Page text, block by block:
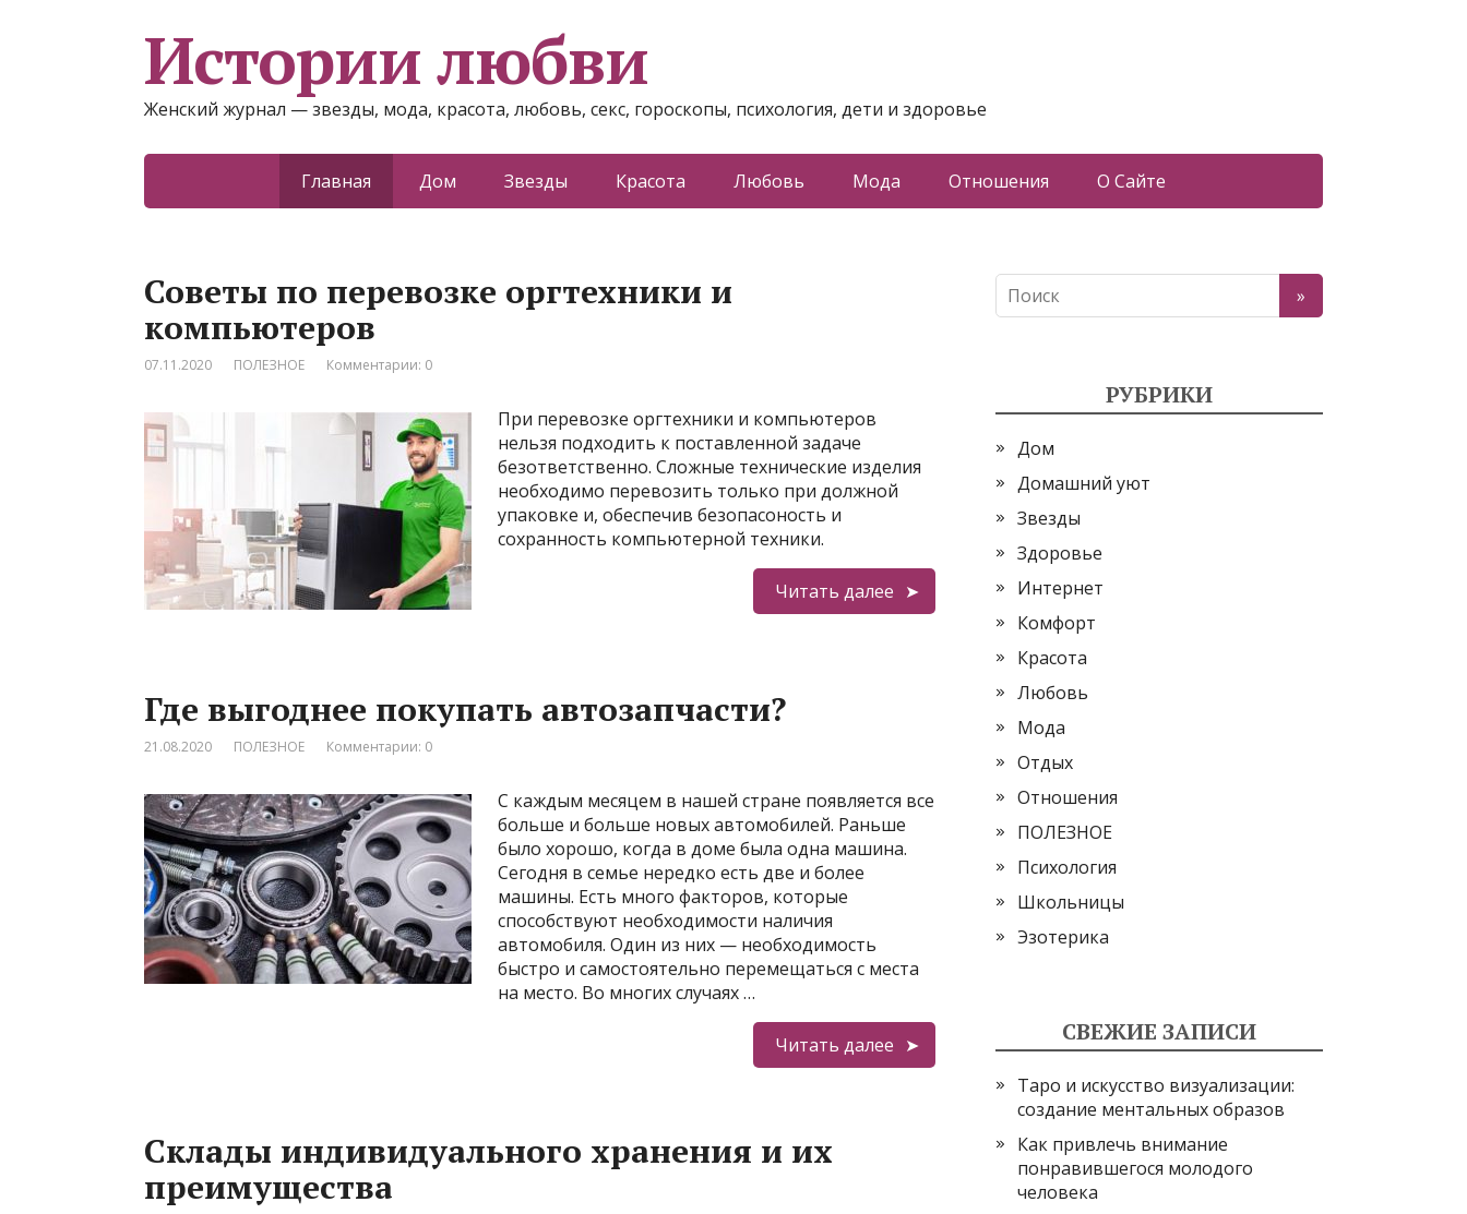
Истории любви
Женский журнал — звезды, мода, красота, любовь, секс, гороскопы, психология, дети и здоровье
Главная Дом Звезды Красота Любовь Мода Отношения О Сайте
Советы по перевозке оргтехники и
компьютеров
07.11.2020 ПОЛЕЗНОЕ Комментарии: 0
При перевозке оргтехники и компьютеров
нельзя подходить к поставленной задаче
безответственно. Сложные технические изделия
необходимо перевозить только при должной
упаковке и, обеспечив безопасоность и
сохранность компьютерной техники.
Читать далее
Где выгоднее покупать автозапчасти?
21.08.2020 ПОЛЕЗНОЕ Комментарии: 0
С каждым месяцем в нашей стране появляется все
больше и больше новых автомобилей. Раньше
было хорошо, когда в доме была одна машина.
Сегодня в семье нередко есть две и более
машины. Есть много факторов, которые
способствуют необходимости наличия
автомобиля. Один из них — необходимость
быстро и самостоятельно перемещаться с места
на место. Во многих случаях …
Читать далее
Склады индивидуального хранения и их
преимущества
РУБРИКИ
Дом
Домашний уют
Звезды
Здоровье
Интернет
Комфорт
Красота
Любовь
Мода
Отдых
Отношения
ПОЛЕЗНОЕ
Психология
Школьницы
Эзотерика
СВЕЖИЕ ЗАПИСИ
Таро и искусство визуализации:
создание ментальных образов
Как привлечь внимание
понравившегося молодого
человека